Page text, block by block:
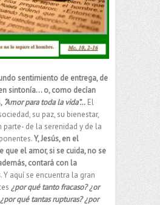
sentimiento de entrega, de
sintonía… o, como decían
“Amor para toda la vida”… El
su paz, su bienestar,
parte- de la serenidad y de la
Y, Jesús, en el
que el amor, si se cuida, no se
contará con la
. Y aquí se encuentra la gran
¿por qué tanto fracaso? ¿or
qué tantas rupturas? ¿por